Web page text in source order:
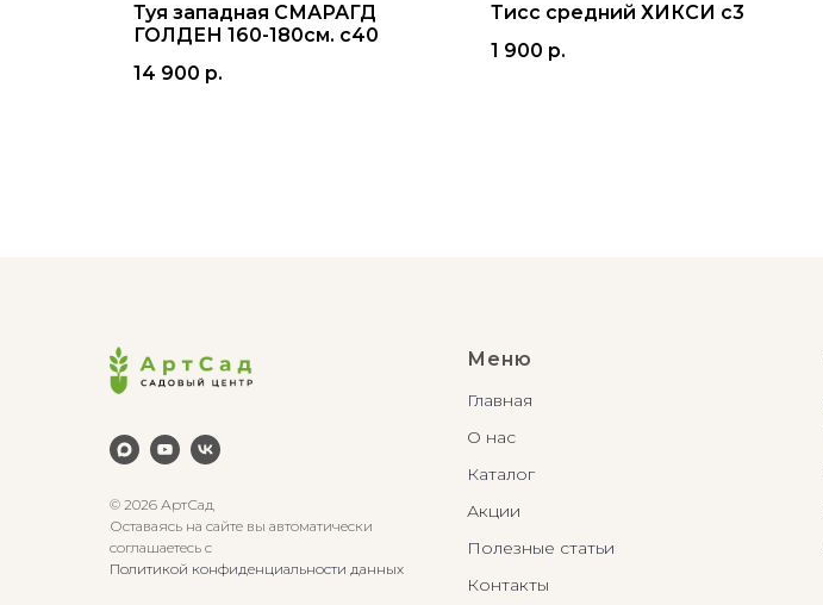
Туя западная СМАРАГД
ГОЛДЕН 160-180см. с40
14 900 р.
Тисс средний ХИКСИ с3
1 900 р.
© 2026 АртСад
Оставаясь на сайте вы автоматически
соглашаетесь с
Политикой конфиденциальности данных
Меню
Главная
О нас
Каталог
Акции
Полезные статьи
Контакты